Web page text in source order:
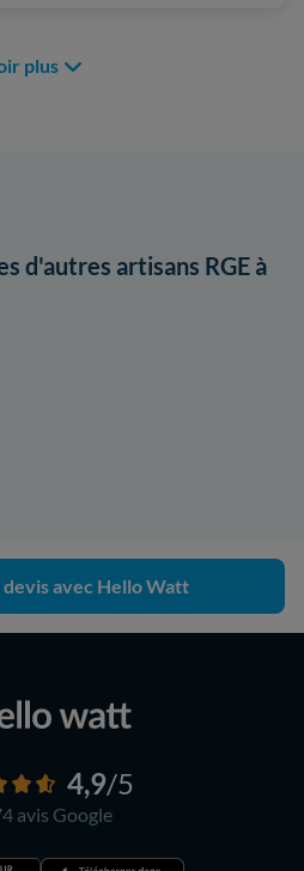
plus
d'autres artisans RGE à
avec Hello Watt
4,9/5
avis Google